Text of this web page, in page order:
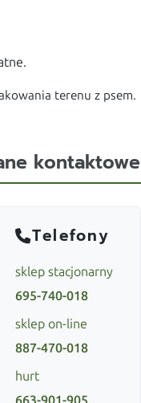
terenu z psem.
kontaktowe
Telefony
sklep stacjonarny
695-740-018
sklep on-line
887-470-018
hurt